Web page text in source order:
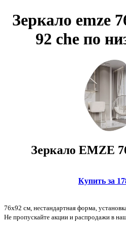
Зеркало emze
92 che по
Зеркало EMZE
Купить за
76x92 см, нестандартная форма,
Не пропускайте акции и распродажи в